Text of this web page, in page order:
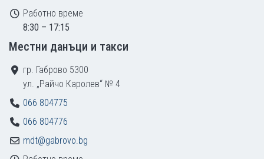
Работно време
8:30 – 17:15
Местни данъци и такси
гр. Габрово 5300
ул. „Райчо Каролев“ № 4
066 804775
066 804776
mdt@gabrovo.bg